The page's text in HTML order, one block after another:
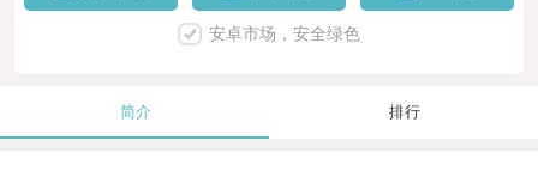
安卓市场，安全绿色
简介 排行